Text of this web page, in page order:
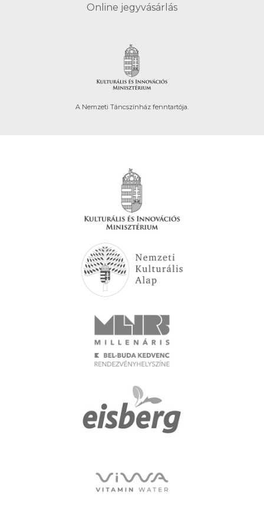
Online jegyvásárlás
A Nemzeti Táncszínház fenntartója.